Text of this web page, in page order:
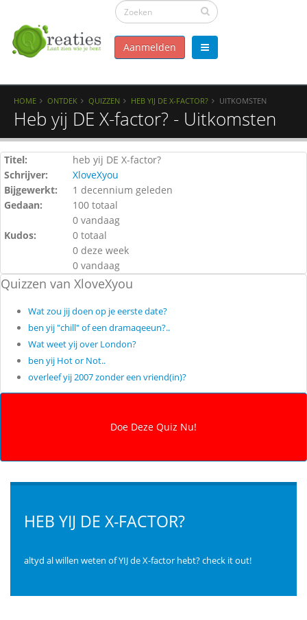
Aanmelden
HOME ONTDEK QUIZZEN HEB YIJ DE X-FACTOR? UITKOMSTEN
Heb yij DE X-factor? - Uitkomsten
Titel:
heb yij DE X-factor?
Schrijver:
XloveXyou
Bijgewerkt:
1 decennium geleden
Gedaan:
100 totaal
0 vandaag
Kudos:
0 totaal
0 deze week
0 vandaag
Quizzen van XloveXyou
Wat zou jij doen op je eerste date?
ben yij "chill" of een dramaqeeun?..
Wat weet yij over London?
ben yij Hot or Not..
overleef yij 2007 zonder een vriend(in)?
HEB YIJ DE X-FACTOR?
altyd al willen weten of YIJ de X-factor hebt? check it out!